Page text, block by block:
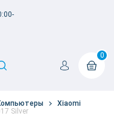
0
Xiaomi
Silver